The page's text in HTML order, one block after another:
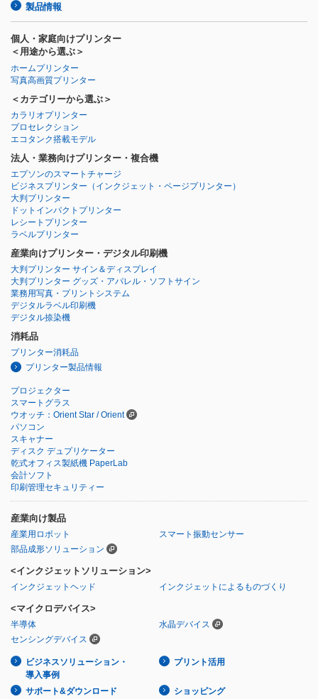
製品情報
個人・家庭向けプリンター
＜用途から選ぶ＞
ホームプリンター
写真高画質プリンター
＜カテゴリーから選ぶ＞
カラリオプリンター
プロセレクション
エコタンク搭載モデル
法人・業務向けプリンター・複合機
エプソンのスマートチャージ
ビジネスプリンター （インクジェット・ページプリンター）
大判プリンター
ドットインパクトプリンター
レシートプリンター
ラベルプリンター
産業向けプリンター・デジタル印刷機
大判プリンター サイン＆ディスプレイ
大判プリンター グッズ・アパレル・ソフトサイン
業務用写真・プリントシステム
デジタルラベル印刷機
デジタル捺染機
消耗品
プリンター消耗品
プリンター製品情報
プロジェクター
スマートグラス
ウオッチ：Orient Star / Orient
パソコン
スキャナー
ディスク デュプリケーター
乾式オフィス製紙機 PaperLab
会計ソフト
印刷管理セキュリティー
産業向け製品
産業用ロボット
スマート振動センサー
部品成形ソリューション
<インクジェットソリューション>
インクジェットヘッド インクジェットによるものづくり
<マイクロデバイス>
半導体
水晶デバイス
センシングデバイス
ビジネスソリューション・
導入事例
プリント活用
サポート&ダウンロード ショッピング